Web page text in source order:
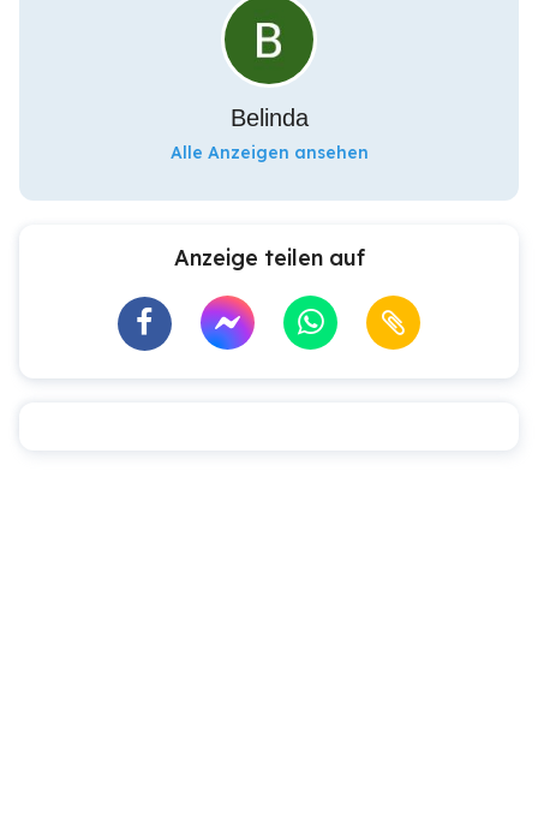
Belinda
Alle Anzeigen ansehen
Anzeige teilen auf